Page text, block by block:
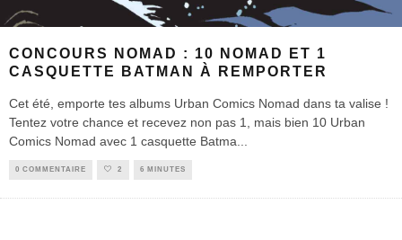
CONCOURS NOMAD : 10 NOMAD ET 1
CASQUETTE BATMAN À REMPORTER
Cet été, emporte tes albums Urban Comics Nomad dans ta valise !
Tentez votre chance et recevez non pas 1, mais bien 10 Urban
Comics Nomad avec 1 casquette Batma...
0 COMMENTAIRE 2 6 MINUTES